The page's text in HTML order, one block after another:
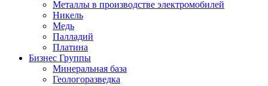
Металлы в производстве электромобилей
Никель
Медь
Палладий
Платина
Бизнес Группы
Минеральная база
Геологоразведка